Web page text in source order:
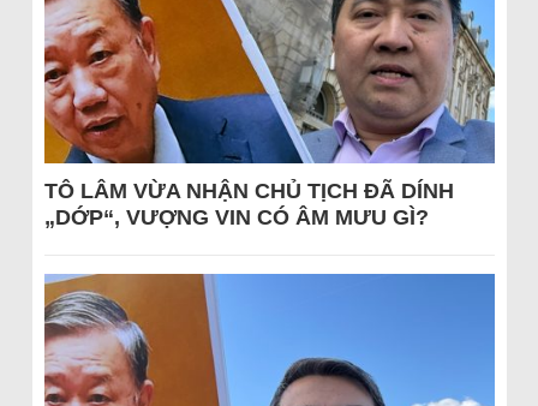
TÔ LÂM VỪA NHẬN CHỦ TỊCH ĐÃ DÍNH
„DỚP“, VƯỢNG VIN CÓ ÂM MƯU GÌ?